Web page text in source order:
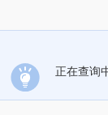
正在查询